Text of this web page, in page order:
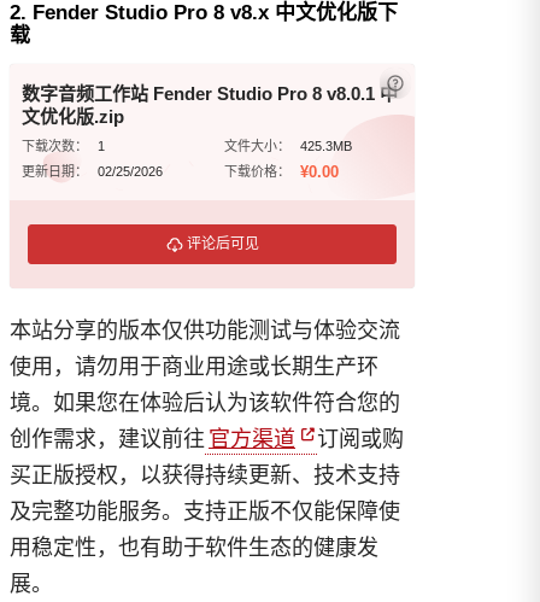
2. Fender Studio Pro 8 v8.x 中文优化版下
载
数字音频工作站 Fender Studio Pro 8 v8.0.1 中
文优化版.zip
下载次数： 1 文件大小：
425.3MB
更新日期：
02/25/2026 下载价格： ¥0.00
评论后可见
本站分享的版本仅供功能测试与体验交流
使用，请勿用于商业用途或长期生产环
境。如果您在体验后认为该软件符合您的
创作需求，建议前往 官方渠道
订阅或购
买正版授权，以获得持续更新、技术支持
及完整功能服务。支持正版不仅能保障使
用稳定性，也有助于软件生态的健康发
展。